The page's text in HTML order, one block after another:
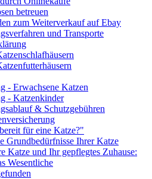
betreuen
zum Weiterverkauf auf Ebay
und Transporte
- Erwachsene Katzen
- Katzenkinder
& Schutzgebühren
für eine Katze?"
Grundbedürfnisse Ihrer Katze
Katze und Ihr gepflegtes Zuhause:
Wesentliche